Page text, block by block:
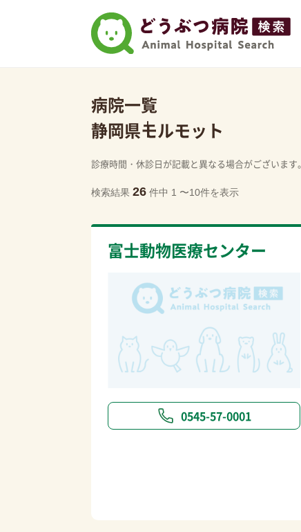
病院一覧
静岡県モルモット
診療時間・休診日が記載と異なる場合がございま
検索結果 26 件中 1 〜10件を表示
富士動物医療センター
0545-57-0001